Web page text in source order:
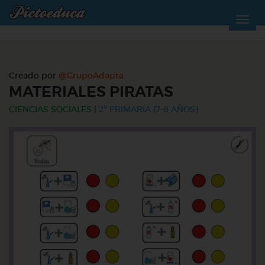
Creado por @GrupoAdapta
MATERIALES PIRATAS
CIENCIAS SOCIALES 2º PRIMARIA (7-8 AÑOS)